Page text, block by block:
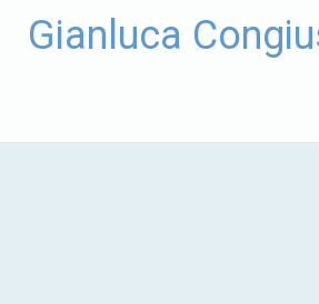
Gianluca